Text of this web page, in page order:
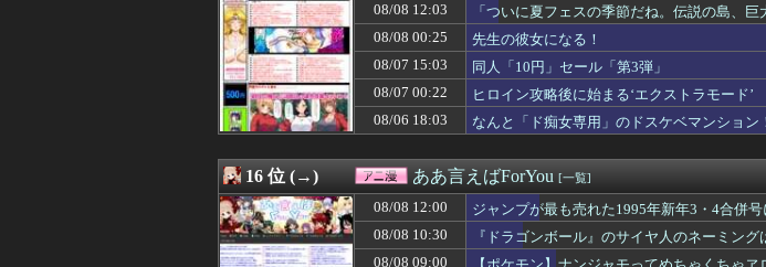
08/08 12:03
「ついに夏フェスの季節だね。伝説の島、
よ！」オーガスト『あいミス』新イベント『
08/08 00:25
先生の彼女になる！
08/07 15:03
同人「10円」セール「第3弾」
08/07 00:22
ヒロイン攻略後に始まる‘エクストラモード’
08/06 18:03
なんと「ド痴女専用」のドスケベマンション
16 位 (→) ああ言えばForYou [一覧]
08/08 12:00
ジャンプが最も売れた1995年新年3・4合併
08/08 10:30
『ドラゴンボール』のサイヤ人のネーミング
08/08 09:00